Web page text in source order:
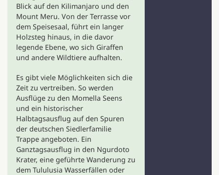
Blick auf den Kilimanjaro und den
Mount Meru. Von der Terrasse vor
dem Speisesaal, führt ein langer
Holzsteg hinaus, in die davor
legende Ebene, wo sich Giraffen
und andere Wildtiere aufhalten.
Es gibt viele Möglichkeiten sich die
Zeit zu vertreiben. So werden
Ausflüge zu den Momella Seens
und ein historischer
Halbtagsausflug auf den Spuren
der deutschen Siedlerfamilie
Trappe angeboten. Ein
Ganztagsausflug in den Ngurdoto
Krater, eine geführte Wanderung zu
dem Tululusia Wasserfällen oder